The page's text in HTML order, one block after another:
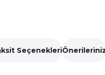
Seçenekleri